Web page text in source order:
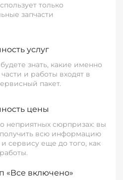
только
запчасти
услуг
знать, какие именно
и работы входят в
пакет.
цены
неприятных сюрпризах: вы
всю информацию
сервису еще до того, как
«Все включено»